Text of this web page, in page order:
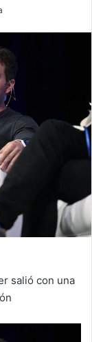
salió con una